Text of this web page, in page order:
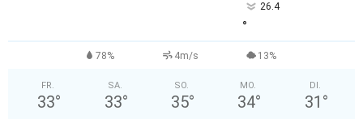
26.4
°
78% 4m/s 13%
FR.
33°
SA.
33°
SO.
35°
MO.
34°
DI.
31 °